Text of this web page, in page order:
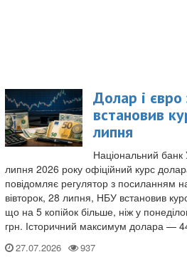
Долар і
встановив
липня
Національний банк
липня 2026 року офіційний курс
повідомляє регулятор з посиланням
вівторок, 28 липня, НБУ встановив
що на 5 копійок більше, ніж у
грн. Історичний максимум долара —
27.07.2026